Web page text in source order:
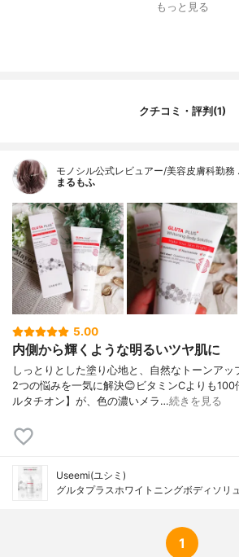
もっと見る
クチコミ・評判(1)
モノシル公式レビュアー/美容皮膚科勤務
まるもふ
5.00
内側から輝くような明るいツヤ肌に
しっとりとした塗り心地と、自然なトーンアッ
2つの悩みを一気に解決😊ビタミンCよりも
ルタチオン】が、色の濃いメラ…続きを見る
Useemi(ユシミ)
グルタプラスホワイトニングボディソリ
1